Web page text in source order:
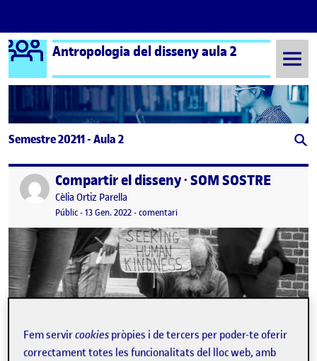
Saltar al contingut
Logo Ágora
Antropologia del disseny aula 2
Semestre 20211 - Aula 2
Publicat perCompartir el disseny · SOM SOSTRE
Publicat per
Cèlia Ortiz Parella
Visibilitat:
Públic-Data de publicació
13 Gen. 2022-comentariel Compartir el disseny · SOM SOSTRE
Fem servircookies pròpies i de tercers per poder-te oferir
correctament totes les funcionalitats del lloc web, amb